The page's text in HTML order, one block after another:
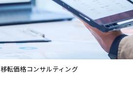
移転価格コンサルティング